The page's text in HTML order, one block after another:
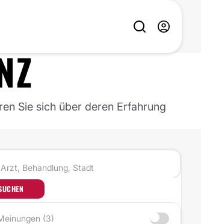
Sie sich über deren Erfahrung
(3)